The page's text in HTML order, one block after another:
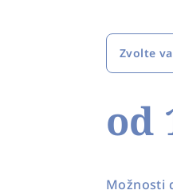
Zvolte
od
cena:
Možnosti